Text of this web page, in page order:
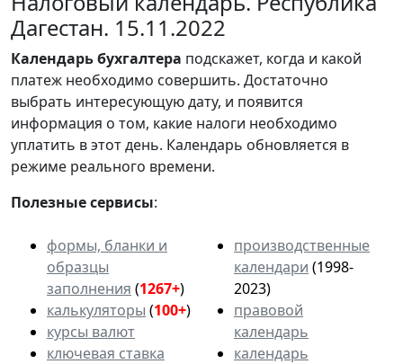
Дагестан. 15.11.2022
Календарьбухгалтера подскажет, когда и какой
платеж необходимо совершить. Достаточно
выбрать интересующую дату, и появится
информация о том, какие налоги необходимо
уплатить в этот день. Календарь обновляется в
режиме реального времени.
Полезные сервисы:
формы, бланки и
образцы
заполнения (1267+)
калькуляторы (100+)
курсы валют
ключевая ставка
производственные
календари (1998-
2023)
правовой
календарь
календарь